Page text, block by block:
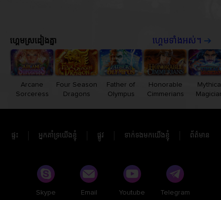
ហ្គេមស្រដៀងគ្នា ហ្គេមទាំងអស់។
Arcane
Sorceress
Four Season
Dragons
Father of
Olympus
Honorable
Cimmerians
ផ្ទះ អ្នកគាំទ្រយើងខ្ញុំ ផ្លូវ ទាក់ទងមកយើងខ្ញុំ ព័ត៌មាន
Skype Email Youtube Telegram